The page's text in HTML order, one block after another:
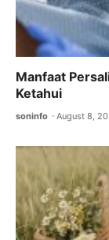
Manfaat
Ketahui
soninfo August 8,